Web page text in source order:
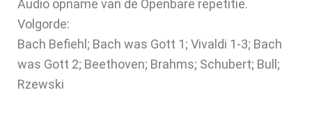
Audio opname van de Openbare repetitie.
Volgorde:
Bach Befiehl; Bach was Gott 1; Vivaldi 1-3; Bach
was Gott 2; Beethoven; Brahms; Schubert; Bull;
Rzewski